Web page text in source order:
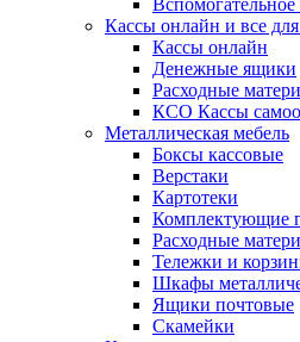
Кассы онлайн и все
Кассы онлайн
Денежные ящики
Расходные
КСО Кассы
Металлическая мебель
Боксы кассовые
Верстаки
Картотеки
Комплектующие
Расходные
Тележки и
Шкафы
Ящики почтовые
Скамейки